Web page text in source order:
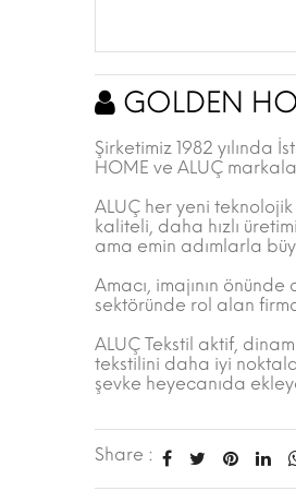
GOLDEN
Şirketimiz 1982 yılında
HOME ve ALUÇ
ALUÇ her yeni
kaliteli, daha hızlı
ama emin adımlarla
Amacı, imajının
sektöründe rol alan
ALUÇ Tekstil aktif,
tekstilini daha iyi
şevke heyecanıda
Share :